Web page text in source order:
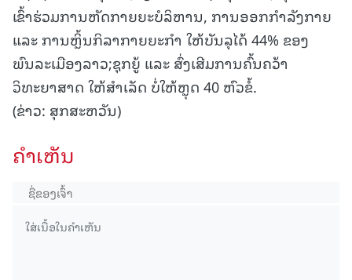
ເຂົ້າຮ່ວມການຫັດກາຍຍະບໍລິຫານ, ການອອກກໍາລັງກາຍ
ແລະ ການຫຼິ້ນກິລາກາຍຍະກໍາ ໃຫ້ບັນລຸໄດ້ 44% ຂອງ
ພົນລະເມືອງລາວ;ຊຸກຍູ້ ແລະ ສົ່ງເສີມການຄົ້ນຄວ້າ
ວິທະຍາສາດ ໃຫ້ສໍາເລັດ ບໍ່ໃຫ້ຫຼຸດ 40 ຫົວຂໍ້.
(ຂ່າວ: ສຸກສະຫວັນ)
ຄໍາເຫັນ